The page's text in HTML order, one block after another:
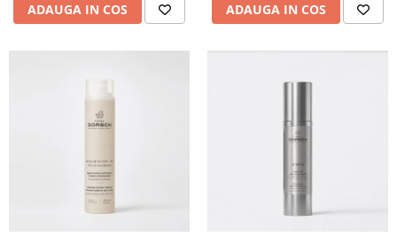
ADAUGA IN COS ADAUGA IN COS